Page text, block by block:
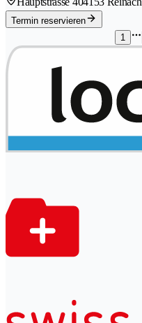
Termin reservieren
1